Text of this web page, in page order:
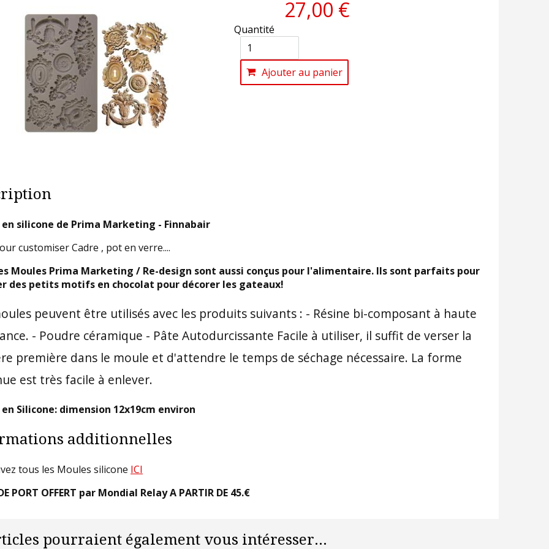
27,00 €
Quantité
Ajouter au panier
silicone de Prima Marketing - Finnabair
customiser Cadre , pot en verre....
Moules Prima Marketing / Re-design sont aussi conçus pour l'alimentaire. Ils sont parfaits pour
des petits motifs en chocolat pour décorer les gateaux!
peuvent être utilisés avec les produits suivants : - Résine bi-composant à haute
- Poudre céramique - Pâte Autodurcissante Facile à utiliser, il suffit de verser la
première dans le moule et d'attendre le temps de séchage nécessaire. La forme
est très facile à enlever.
Silicone: dimension 12x19cm environ
additionnelles
tous les Moules silicone ICI
PORT OFFERT par Mondial Relay A PARTIR DE 45.€
pourraient également vous intéresser...